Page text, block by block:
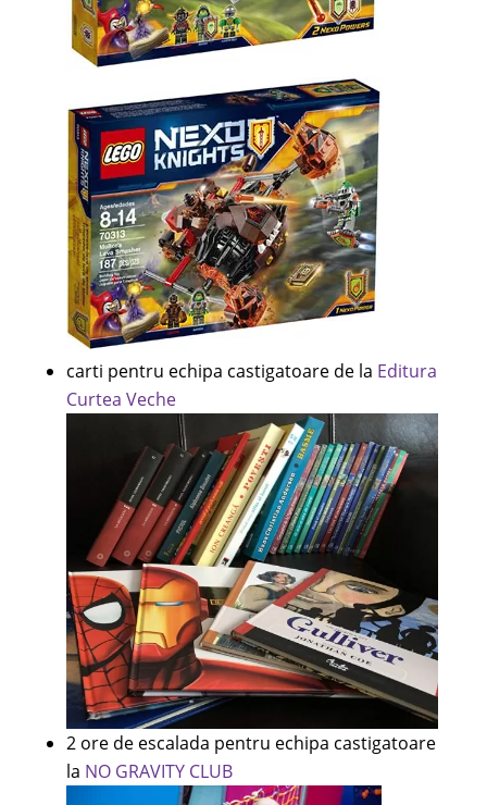
carti pentru echipa castigatoare de la Editura
Curtea Veche
2 ore de escalada pentru echipa castigatoare
la NO GRAVITY CLUB